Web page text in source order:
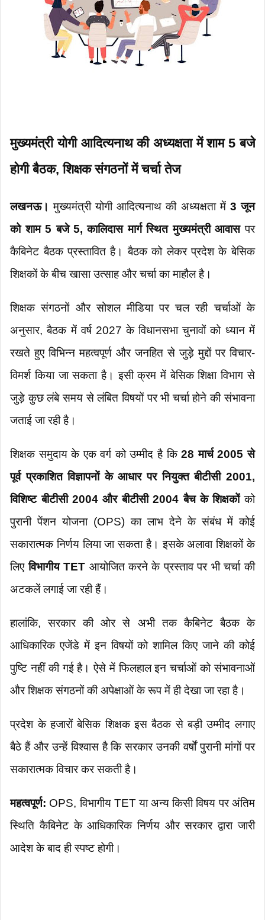
मुख्यमंत्री योगी आदित्यनाथ की अध्यक्षता में शाम 5 बजे
होगी बैठक, शिक्षक संगठनों में चर्चा तेज
लखनऊ। मुख्यमंत्री योगी आदित्यनाथ की अध्यक्षता में 3 जून
को शाम 5 बजे 5, कालिदास मार्ग स्थित मुख्यमंत्री आवासपर
कैबिनेट बैठक प्रस्तावित है। बैठक को लेकर प्रदेश के बेसिक
शिक्षकों के बीच खासा उत्साह और चर्चा का माहौल है।
शिक्षक संगठनों और सोशल मीडिया पर चल रही चर्चाओं के
अनुसार, बैठक में वर्ष 2027 के विधानसभा चुनावों को ध्यान में
रखते हुए विभिन्न महत्वपूर्ण और जनहित से जुड़े मुद्दों पर विचार-
विमर्श किया जा सकता है। इसी क्रम में बेसिक शिक्षा विभाग से
जुड़े कुछ लंबे समय से लंबित विषयों पर भी चर्चा होने की संभावना
जताई जा रही है।
शिक्षक समुदाय के एक वर्ग को उम्मीद है कि28 मार्च 2005 से
पूर्व प्रकाशित विज्ञापनों के आधार पर नियुक्त बीटीसी 2001,
विशिष्ट बीटीसी 2004 और बीटीसी 2004 बैच के शिक्षकोंको
पुरानी पेंशन योजना (OPS) का लाभ देने के संबंध में कोई
सकारात्मक निर्णय लिया जा सकता है। इसके अलावा शिक्षकों के
लिएविभागीय TET आयोजित करने के प्रस्ताव पर भी चर्चा की
अटकलें लगाई जा रही हैं।
हालांकि, सरकार की ओर से अभी तक कैबिनेट बैठक के
आधिकारिक एजेंडे में इन विषयों को शामिल किए जाने की कोई
पुष्टि नहीं की गई है। ऐसे में फिलहाल इन चर्चाओं को संभावनाओं
और शिक्षक संगठनों की अपेक्षाओं के रूप में ही देखा जा रहा है।
प्रदेश के हजारों बेसिक शिक्षक इस बैठक से बड़ी उम्मीद लगाए
बैठे हैं और उन्हें विश्वास है कि सरकार उनकी वर्षों पुरानी मांगों पर
सकारात्मक विचार कर सकती है।
महत्वपूर्ण: OPS, विभागीय TET या अन्य किसी विषय पर अंतिम
स्थिति कैबिनेट के आधिकारिक निर्णय और सरकार द्वारा जारी
आदेश के बाद ही स्पष्ट होगी।